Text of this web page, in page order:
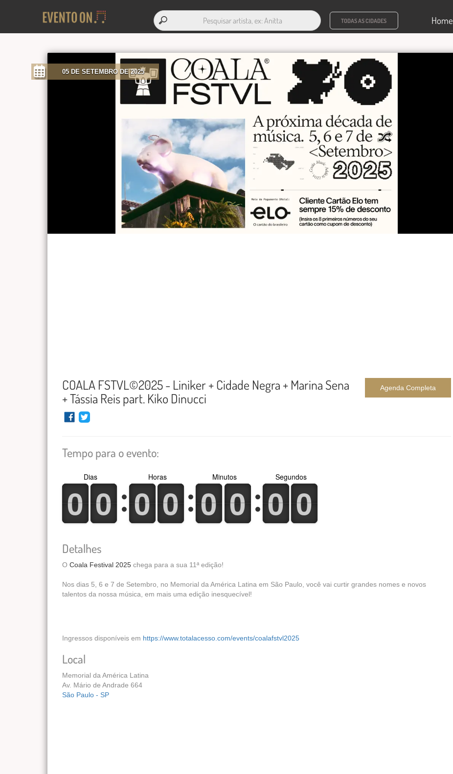
TODAS AS CIDADES Home
05 DE SETEMBRO DE 2025
COALA FSTVL©2025 - Liniker + Cidade Negra + Marina Sena
+ Tássia Reis part. Kiko Dinucci
Agenda Completa
Tempo para o evento:
0
0
1
1 0
0
1
1
Dias
0
0
1
1 0
0
1
1
Horas
0
0
1
1 0
0
1
1
Minutos
0
0
1
1 0
0
1
1
Segundos
Detalhes
OCoala Festival 2025 chega para a sua 11ª edição!
Nos dias 5, 6 e 7 de Setembro, no Memorial da América Latina em São Paulo, você vai curtir grandes nomes e novos
talentos da nossa música, em mais uma edição inesquecível!
Ingressos disponíveis em https://www.totalacesso.com/events/coalafstvl2025
Local
Memorial da América Latina
Av. Mário de Andrade 664
São Paulo - SP